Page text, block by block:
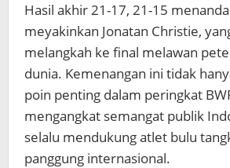
Hasil akhir 21-17, 21-15
meyakinkan Jonatan Christie,
melangkah ke final melawan
dunia. Kemenangan ini tidak
poin penting dalam peringkat
mengangkat semangat publik
selalu mendukung atlet bulu
panggung internasional.